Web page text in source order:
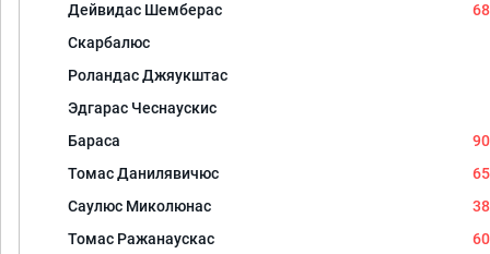
Дейвидас Шемберас
Скарбалюс
Роландас Джяукштас
Эдгарас Чеснаускис
Бараса
Томас Данилявичюс
Саулюс Миколюнас
Томас Ражанаускас